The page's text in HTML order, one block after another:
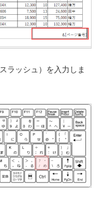
ラッシュ）を入力しま